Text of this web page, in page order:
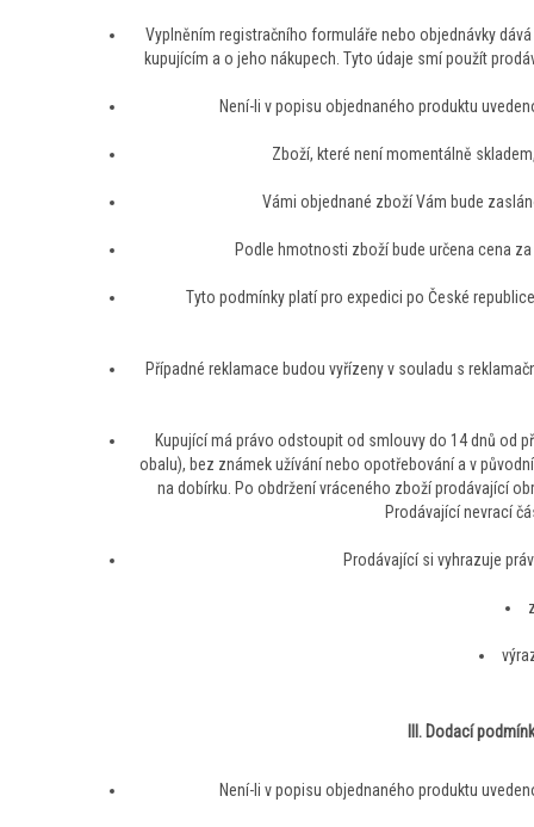
Vyplněním registračního formuláře nebo objednávky
kupujícím a o jeho nákupech. Tyto údaje smí použít
Není-li v popisu objednaného produktu
Zboží, které není momentálně
Vámi objednané zboží Vám bude
Podle hmotnosti zboží bude určena cena
Tyto podmínky platí pro expedici po České
Případné reklamace budou vyřízeny v souladu s
Kupující má právo odstoupit od smlouvy do 14 dnů od
obalu), bez známek užívání nebo opotřebování a v
na dobírku. Po obdržení vráceného zboží prodávající
Prodávající nevrací
Prodávající si vyhrazuje
III. Dodací
Není-li v popisu objednaného produktu